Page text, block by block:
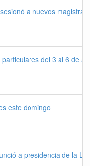
a nuevos
del 3 al 6 de
este domingo
a presidencia de la